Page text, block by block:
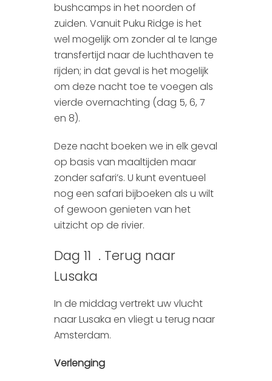
bushcamps in het noorden of
zuiden. Vanuit Puku Ridge is het
wel mogelijk om zonder al te lange
transfertijd naar de luchthaven te
rijden; in dat geval is het mogelijk
om deze nacht toe te voegen als
vierde overnachting (dag 5, 6, 7
en 8).
Deze nacht boeken we in elk geval
op basis van maaltijden maar
zonder safari’s. U kunt eventueel
nog een safari bijboeken als u wilt
of gewoon genieten van het
uitzicht op de rivier.
Dag 11 . Terug naar
Lusaka
In de middag vertrekt uw vlucht
naar Lusaka en vliegt u terug naar
Amsterdam.
Verlenging